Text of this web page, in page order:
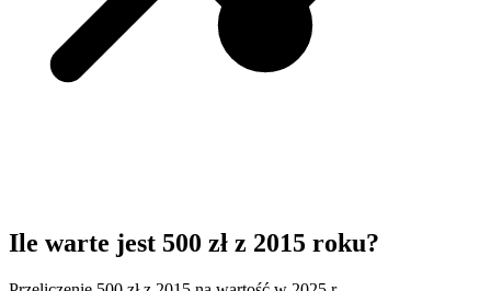
Ile warte jest 500 zł z 2015 roku?